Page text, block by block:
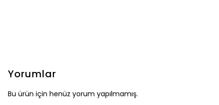
Yorumlar
Bu ürün için henüz yorum yapılmamış.